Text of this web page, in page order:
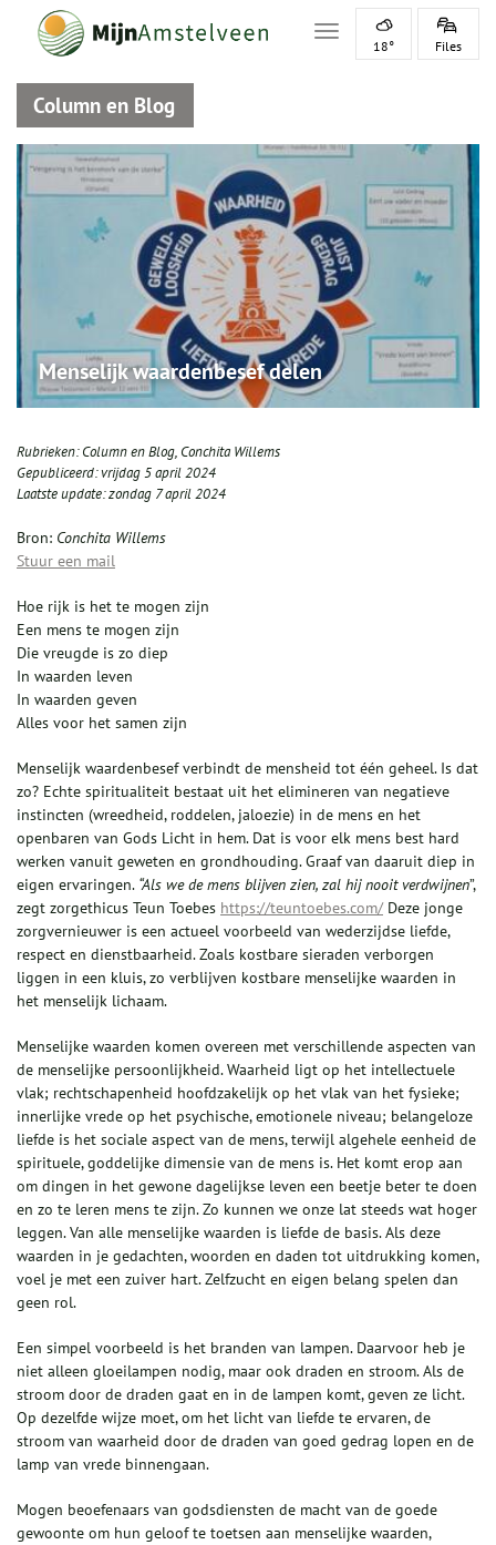
Toggle navigation
18° Files
Column en Blog
Menselijk waardenbesef delen
Rubrieken:Column en Blog, Conchita Willems
Gepubliceerd:vrijdag 5 april 2024
Laatste update:zondag 7 april 2024
Bron: Conchita Willems
Stuur een mail
Hoe rijk is het te mogen zijn
Een mens te mogen zijn
Die vreugde is zo diep
In waarden leven
In waarden geven
Alles voor het samen zijn
Menselijk waardenbesef verbindt de mensheid tot één geheel. Is dat
zo? Echte spiritualiteit bestaat uit het elimineren van negatieve
instincten (wreedheid, roddelen, jaloezie) in de mens en het
openbaren van Gods Licht in hem. Dat is voor elk mens best hard
werken vanuit geweten en grondhouding. Graaf van daaruit diep in
eigen ervaringen. “Als we de mens blijven zien, zal hij nooit verdwijnen”,
zegt zorgethicus Teun Toebes https://teuntoebes.com/Deze jonge
zorgvernieuwer is een actueel voorbeeld van wederzijdse liefde,
respect en dienstbaarheid. Zoals kostbare sieraden verborgen
liggen in een kluis, zo verblijven kostbare menselijke waarden in
het menselijk lichaam.
Menselijke waarden komen overeen met verschillende aspecten van
de menselijke persoonlijkheid. Waarheid ligt op het intellectuele
vlak; rechtschapenheid hoofdzakelijk op het vlak van het fysieke;
innerlijke vrede op het psychische, emotionele niveau; belangeloze
liefde is het sociale aspect van de mens, terwijl algehele eenheid de
spirituele, goddelijke dimensie van de mens is. Het komt erop aan
om dingen in het gewone dagelijkse leven een beetje beter te doen
en zo te leren mens te zijn. Zo kunnen we onze lat steeds wat hoger
leggen. Van alle menselijke waarden is liefde de basis. Als deze
waarden in je gedachten, woorden en daden tot uitdrukking komen,
voel je met een zuiver hart. Zelfzucht en eigen belang spelen dan
geen rol.
Een simpel voorbeeld is het branden van lampen. Daarvoor heb je
niet alleen gloeilampen nodig, maar ook draden en stroom. Als de
stroom door de draden gaat en in de lampen komt, geven ze licht.
Op dezelfde wijze moet, om het licht van liefde te ervaren, de
stroom van waarheid door de draden van goed gedrag lopen en de
lamp van vrede binnengaan.
Mogen beoefenaars van godsdiensten de macht van de goede
gewoonte om hun geloof te toetsen aan menselijke waarden,